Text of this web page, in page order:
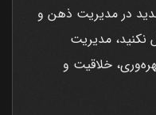
در مدیریت ذهن و
نکنید، مدیریت
خلاقیت و